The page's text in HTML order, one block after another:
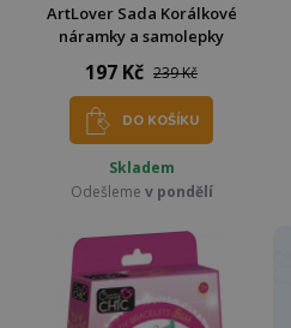
ArtLover Sada Korálkové
náramky a samolepky
197 Kč 239 Kč
DO KOŠÍKU
Skladem
Odešleme v pondělí